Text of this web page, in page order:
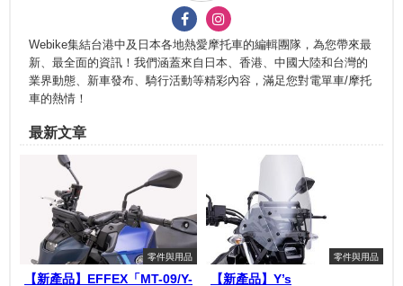
Webike集結台港中及日本各地熱愛摩托車的編輯團隊，為您帶來最
新、最全面的資訊！我們涵蓋來自日本、香港、中國大陸和台灣的
業界動態、新車發布、騎行活動等精彩內容，滿足您對電單車/摩托
車的熱情！
最新文章
零件與用品
【新產品】EFFEX「MT-09/Y-
零件與用品
【新產品】Y’s